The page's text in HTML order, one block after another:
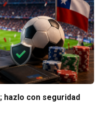
hazlo con seguridad